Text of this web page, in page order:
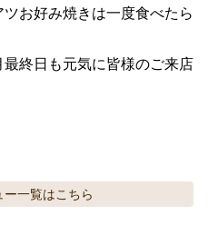
お好み焼きは一度食べたら
終日も元気に皆様のご来店
ー一覧はこちら